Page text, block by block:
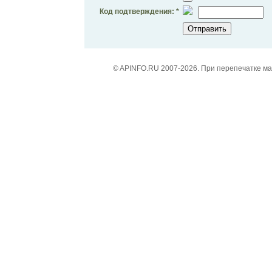
Код подтверждения: *
© APINFO.RU 2007-2026. При перепечатке